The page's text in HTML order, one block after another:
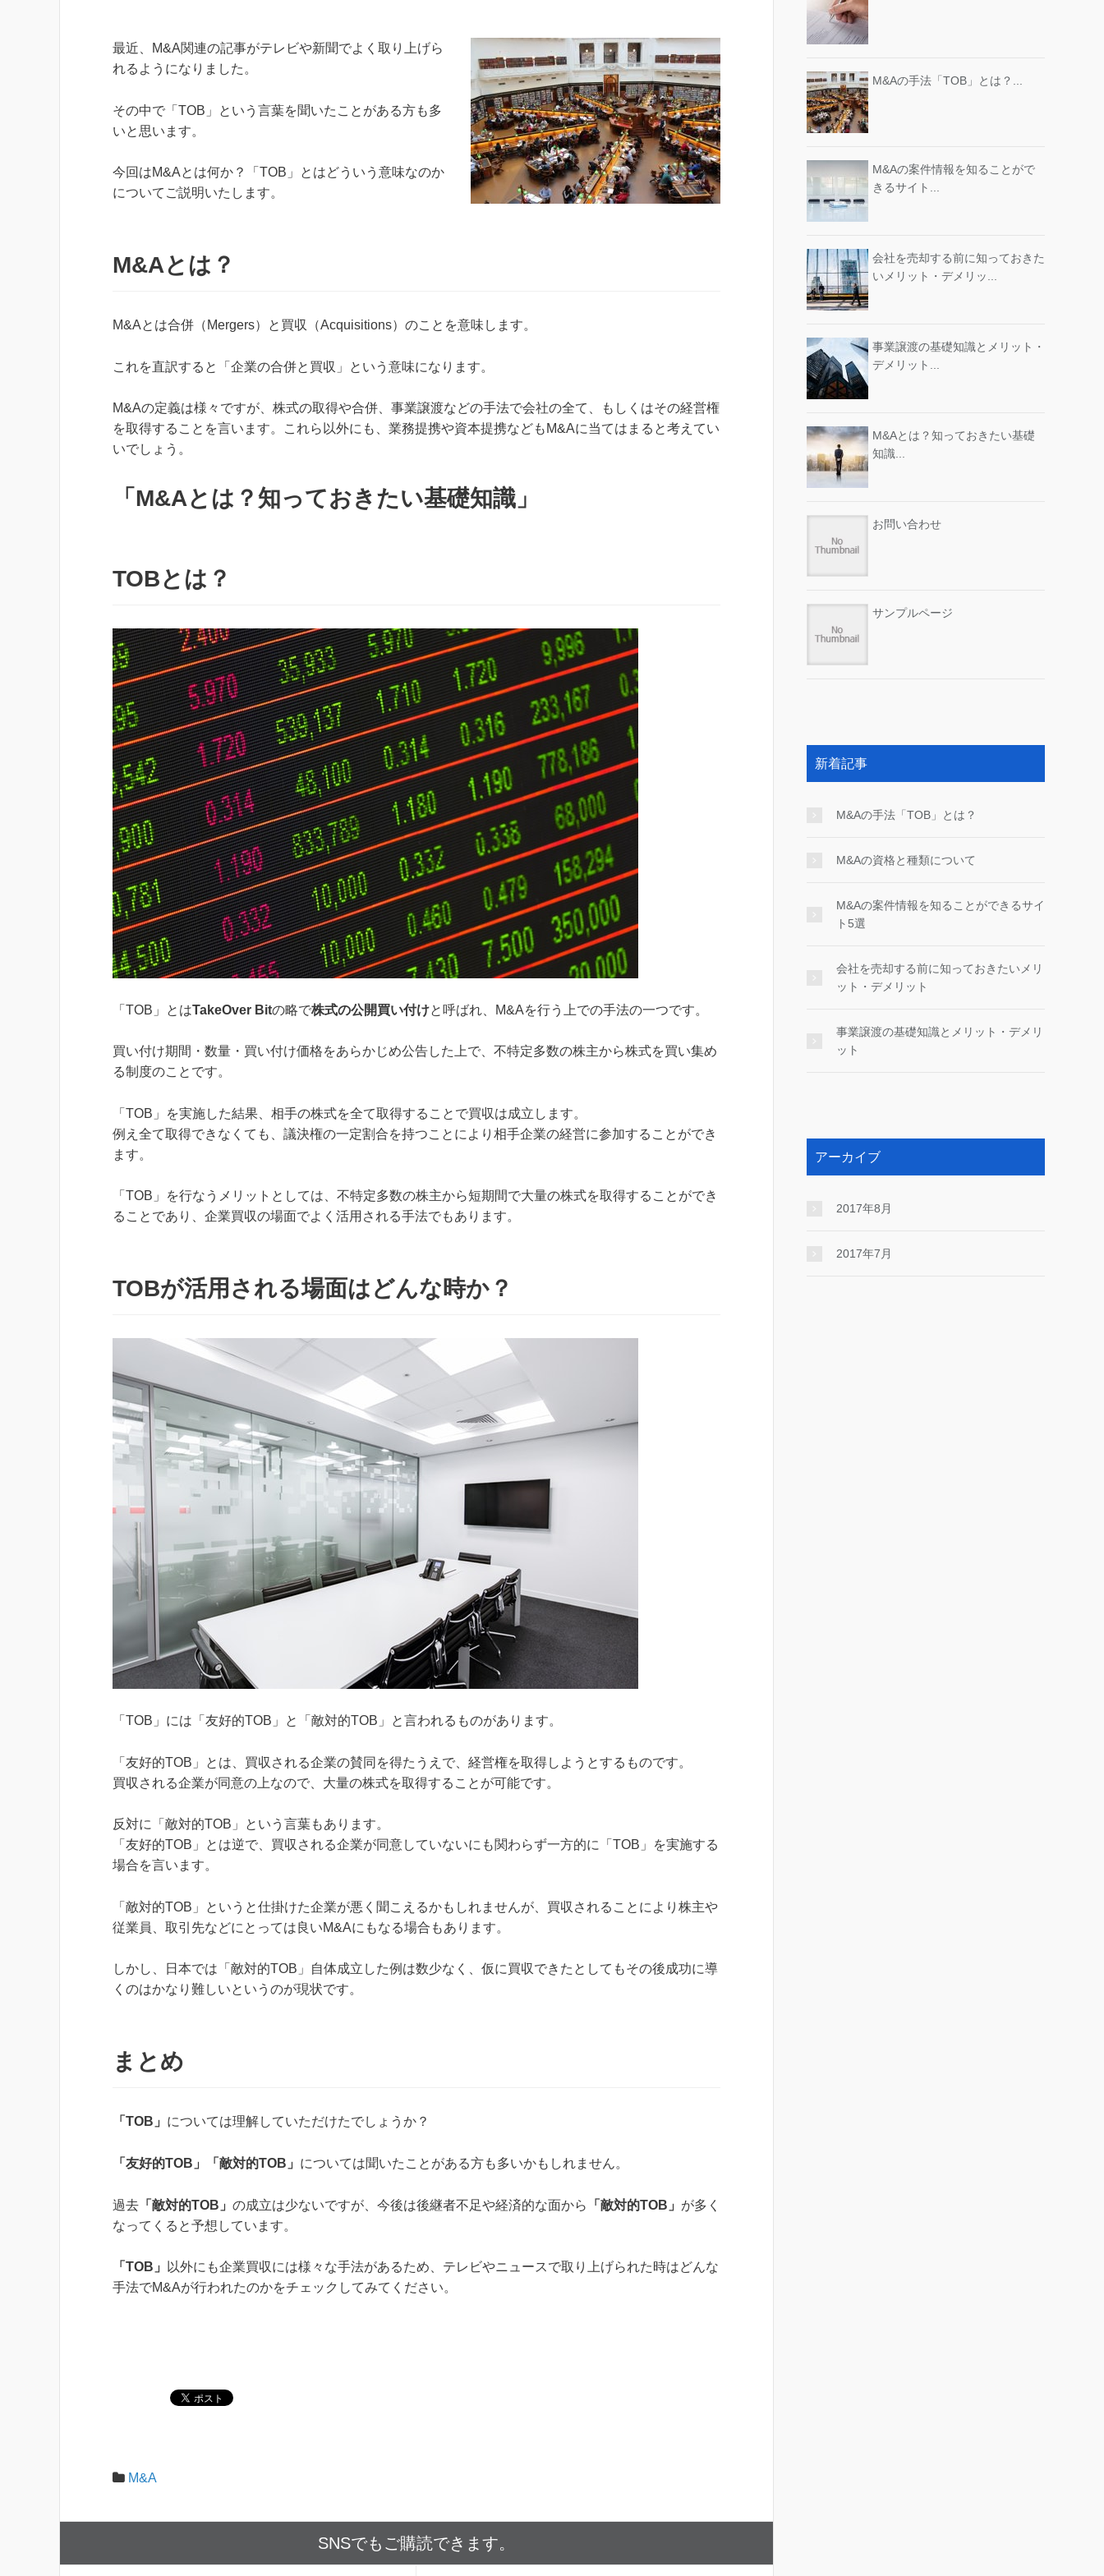
最近、M&A関連の記事がテレビや新聞でよく取り上げら
れるようになりました。
その中で「TOB」という言葉を聞いたことがある方も多
いと思います。
今回はM&Aとは何か？「TOB」とはどういう意味なのか
についてご説明いたします。
M&Aとは？
M&Aとは合併（Mergers）と買収（Acquisitions）のことを意味します。
これを直訳すると「企業の合併と買収」という意味になります。
M&Aの定義は様々ですが、株式の取得や合併、事業譲渡などの手法で会社の全て、もしくはその経営権
を取得することを言います。これら以外にも、業務提携や資本提携などもM&Aに当てはまると考えてい
いでしょう。
「M&Aとは？知っておきたい基礎知識」
TOBとは？
「TOB」とはTakeOver Bitの略で株式の公開買い付けと呼ばれ、M&Aを行う上での手法の一つです。
買い付け期間・数量・買い付け価格をあらかじめ公告した上で、不特定多数の株主から株式を買い集め
る制度のことです。
「TOB」を実施した結果、相手の株式を全て取得することで買収は成立します。
例え全て取得できなくても、議決権の一定割合を持つことにより相手企業の経営に参加することができ
ます。
「TOB」を行なうメリットとしては、不特定多数の株主から短期間で大量の株式を取得することができ
ることであり、企業買収の場面でよく活用される手法でもあります。
TOBが活用される場面はどんな時か？
「TOB」には「友好的TOB」と「敵対的TOB」と言われるものがあります。
「友好的TOB」とは、買収される企業の賛同を得たうえで、経営権を取得しようとするものです。
買収される企業が同意の上なので、大量の株式を取得することが可能です。
反対に「敵対的TOB」という言葉もあります。
「友好的TOB」とは逆で、買収される企業が同意していないにも関わらず一方的に「TOB」を実施する
場合を言います。
「敵対的TOB」というと仕掛けた企業が悪く聞こえるかもしれませんが、買収されることにより株主や
従業員、取引先などにとっては良いM&Aにもなる場合もあります。
しかし、日本では「敵対的TOB」自体成立した例は数少なく、仮に買収できたとしてもその後成功に導
くのはかなり難しいというのが現状です。
まとめ
「TOB」 については理解していただけたでしょうか？
「友好的TOB」「敵対的TOB」 については聞いたことがある方も多いかもしれません。
過去 「敵対的TOB」 の成立は少ないですが、今後は後継者不足や経済的な面から 「敵対的TOB」 が多く
なってくると予想しています。
「TOB」
以外にも企業買収には様々な手法があるため、テレビやニュースで取り上げられた時はどんな
手法でM&Aが行われたのかをチェックしてみてください。
M&A
SNSでもご購読できます。
M&Aの手法「TOB」とは？...
M&Aの案件情報を知ることがで
きるサイト...
会社を売却する前に知っておきた
いメリット・デメリッ...
事業譲渡の基礎知識とメリット・
デメリット...
M&Aとは？知っておきたい基礎
知識...
お問い合わせ
サンプルページ
新着記事
M&Aの手法「TOB」とは？
M&Aの資格と種類について
M&Aの案件情報を知ることができるサイ
ト5選
会社を売却する前に知っておきたいメリ
ット・デメリット
事業譲渡の基礎知識とメリット・デメリ
ット
アーカイブ
2017年8月
2017年7月